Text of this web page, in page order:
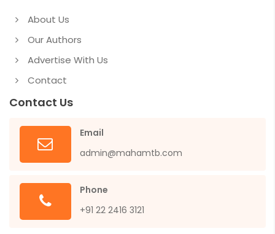
About Us
Our Authors
Advertise With Us
Contact
Contact Us
Email
admin@mahamtb.com
Phone
+91 22 2416 3121